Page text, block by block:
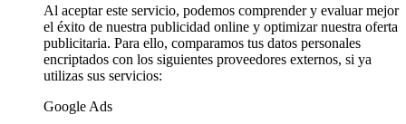
Al aceptar este servicio, podemos comprender y evaluar mejor
el éxito de nuestra publicidad online y optimizar nuestra oferta
publicitaria. Para ello, comparamos tus datos personales
encriptados con los siguientes proveedores externos, si ya
utilizas sus servicios:
Google Ads